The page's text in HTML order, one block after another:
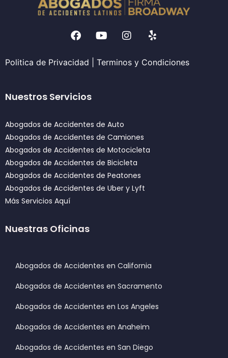
Politica de Privacidad Terminos y Condiciones
Nuestros Servicios
Abogados de Accidentes de Auto
Abogados de Accidentes de Camiones
Abogados de Accidentes de Motocicleta
Abogados de Accidentes de Bicicleta
Abogados de Accidentes de Peatones
Abogados de Accidentes de Uber y Lyft
Más Servicios Aquí
Nuestras Oficinas
Abogados de Accidentes en California
Abogados de Accidentes en Sacramento
Abogados de Accidentes en Los Angeles
Abogados de Accidentes en Anaheim
Abogados de Accidentes en San Diego